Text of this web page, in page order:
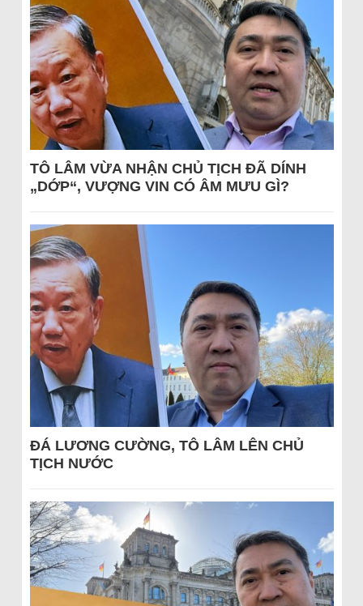
TÔ LÂM VỪA NHẬN CHỦ TỊCH ĐÃ DÍNH
„DỚP“, VƯỢNG VIN CÓ ÂM MƯU GÌ?
ĐÁ LƯƠNG CƯỜNG, TÔ LÂM LÊN CHỦ
TỊCH NƯỚC